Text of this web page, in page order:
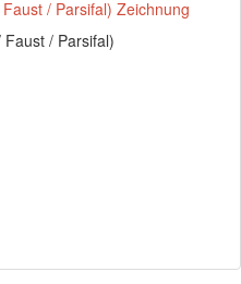
/ Parsifal)